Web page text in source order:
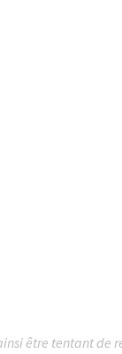
être tentant de